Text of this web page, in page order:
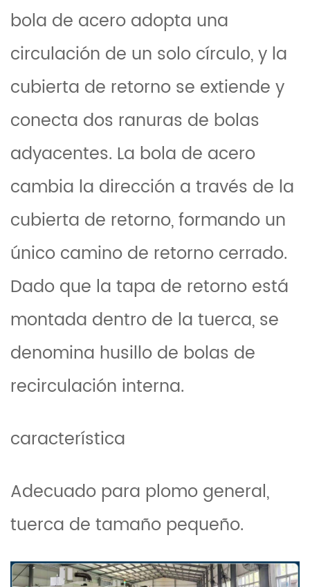
bola de acero adopta una
circulación de un solo círculo, y la
cubierta de retorno se extiende y
conecta dos ranuras de bolas
adyacentes. La bola de acero
cambia la dirección a través de la
cubierta de retorno, formando un
único camino de retorno cerrado.
Dado que la tapa de retorno está
montada dentro de la tuerca, se
denomina husillo de bolas de
recirculación interna.
característica
Adecuado para plomo general,
tuerca de tamaño pequeño.